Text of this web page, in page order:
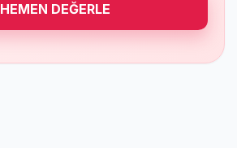
HEMEN DEĞERLE